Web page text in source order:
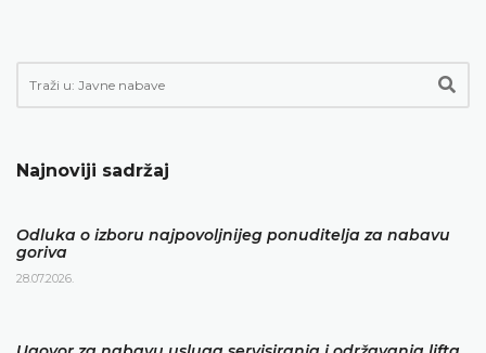
Najnoviji sadržaj
Odluka o izboru najpovoljnijeg ponuditelja za nabavu
goriva
28.07.2026.